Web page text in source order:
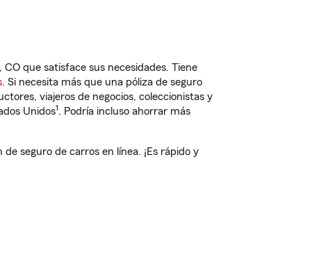
que satisface sus necesidades. Tiene
. Si necesita más que una póliza de seguro
viajeros de negocios, coleccionistas y
Unidos1. Podría incluso ahorrar más
seguro de carros en línea. ¡Es rápido y